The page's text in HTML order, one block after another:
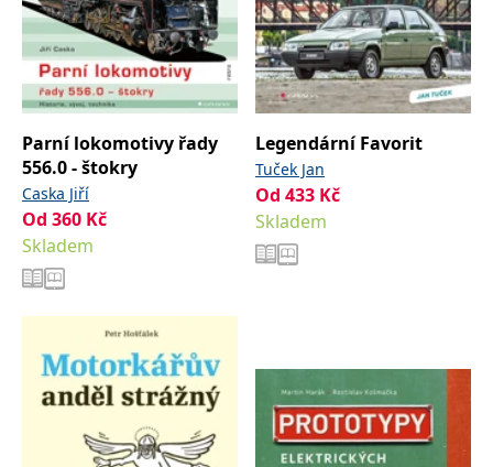
Parní lokomotivy řady
556.0 - štokry
Caska Jiří
Od 360 Kč
Skladem
Legendární Favorit
Tuček Jan
Od 433 Kč
Skladem